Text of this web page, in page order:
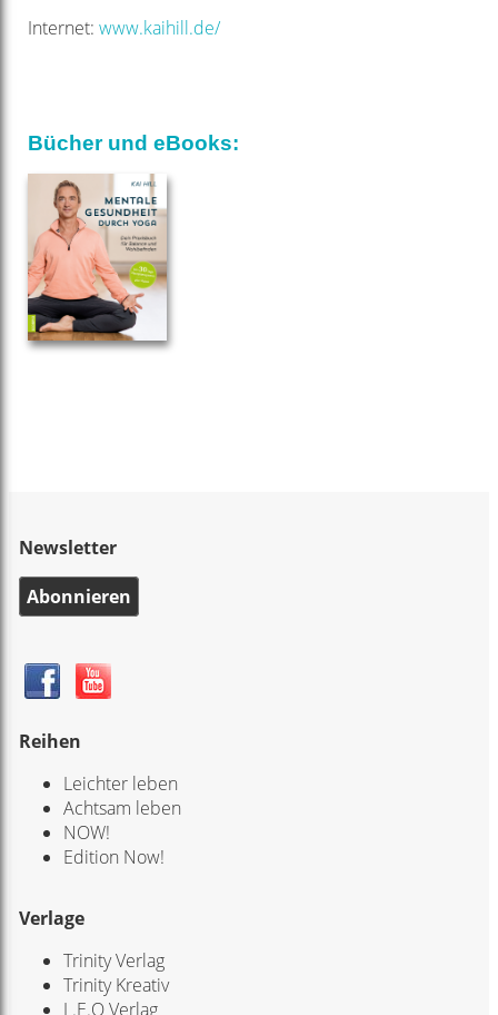
Internet: www.kaihill.de/
Bücher und eBooks:
Newsletter
Abonnieren
Reihen
Leichter leben
Achtsam leben
NOW!
Edition Now!
Verlage
Trinity Verlag
Trinity Kreativ
L.E.O Verlag